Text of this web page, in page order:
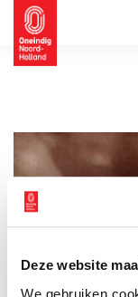
Deze website
We gebruiken